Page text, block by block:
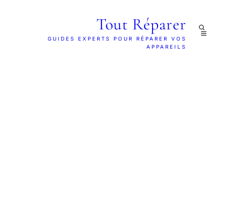
Tout Réparer
GUIDES EXPERTS POUR RÉPARER VOS
APPAREILS